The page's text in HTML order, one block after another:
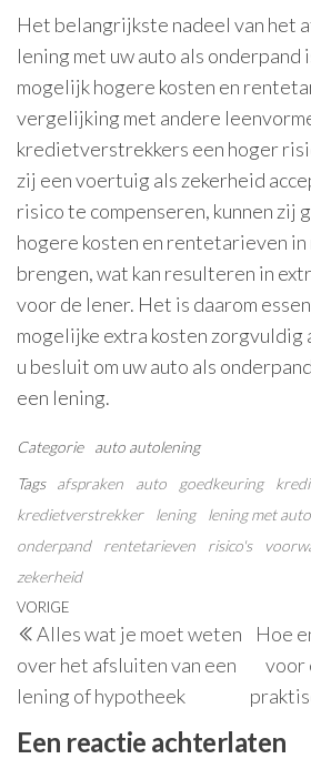
Het belangrijkste nadeel van het
lening met uw auto als onderpand
mogelijk hogere kosten en
vergelijking met andere
kredietverstrekkers een hoger
zij een voertuig als zekerheid
risico te compenseren, kunnen zij
hogere kosten en rentetarieven
brengen, wat kan resulteren in
voor de lener. Het is daarom
mogelijke extra kosten
u besluit om uw auto als
een lening.
Categorie auto autolening
Tags
afspraken auto goedkeuring
kredietverstrekker
lening
lening met
onderpand
rentetarieven risico's
zekerheid
Berichtnavigatie
Vorig
bericht
VORIGE
Alles wat je moet weten
over het afsluiten van een
lening of hypotheek
Hoe
voor
Een reactie achterlaten